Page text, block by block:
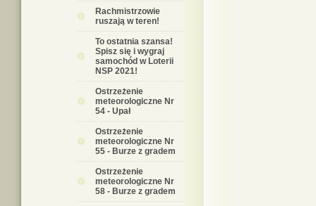
Rachmistrzowie
ruszają w teren!
To ostatnia szansa!
Spisz się i wygraj
samochód w Loterii
NSP 2021!
Ostrzeżenie
meteorologiczne Nr
54 - Upał
Ostrzeżenie
meteorologiczne Nr
55 - Burze z gradem
Ostrzeżenie
meteorologiczne Nr
58 - Burze z gradem